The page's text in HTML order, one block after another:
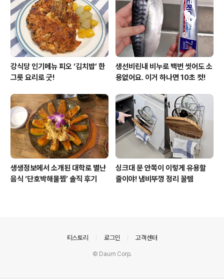
강식당 인기메뉴 피오 ‘김치밥’ 한
그릇 요리로 굿!
생선비린내 비누로 백번 씻어도 소
용없어요. 이거 하나면 10초 컷!
생생정보에서 소개된 대학로 별난
음식 ‘단호박해물찜’ 솔직 후기
싱크대 문 안쪽이 이렇게 유용할
줄이야! 냄비뚜껑 정리 꿀템
티스토리 로그인 고객센터
© Daum Corp.